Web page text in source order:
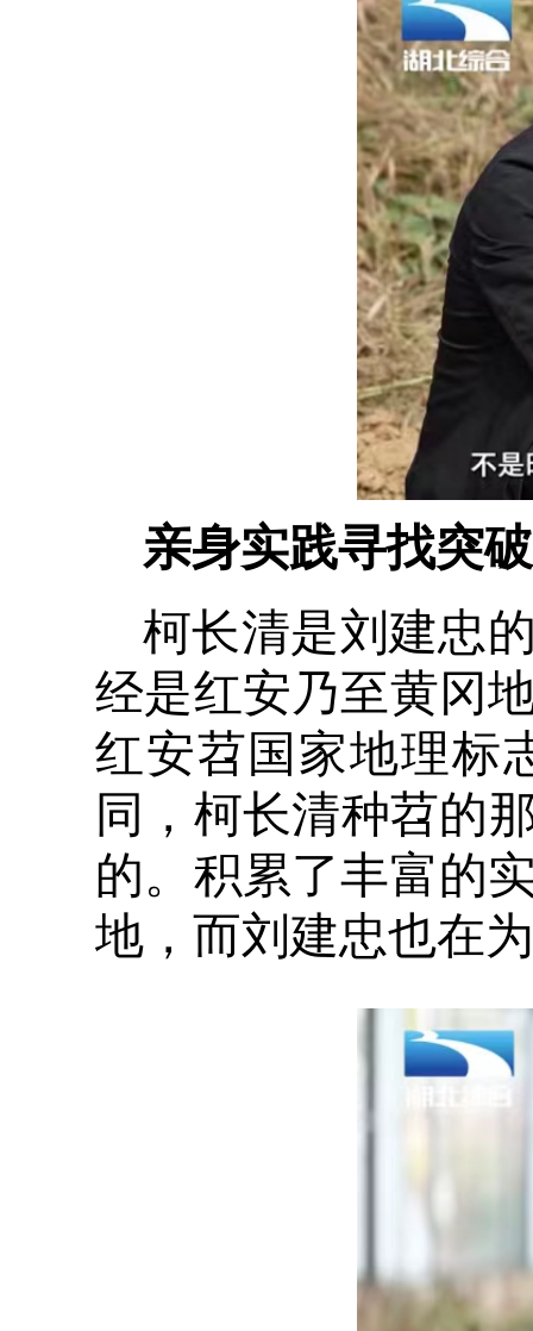
亲身实践寻找突
柯长清是刘建忠
经是红安乃至黄冈
红安苕国家地理标
同，柯长清种苕的
的。积累了丰富的
地，而刘建忠也在